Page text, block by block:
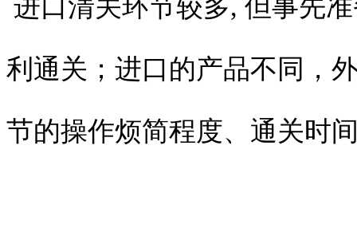
进口清关环节较多, 但事先
利通关；进口的产品不同，
节的操作烦简程度、通关时